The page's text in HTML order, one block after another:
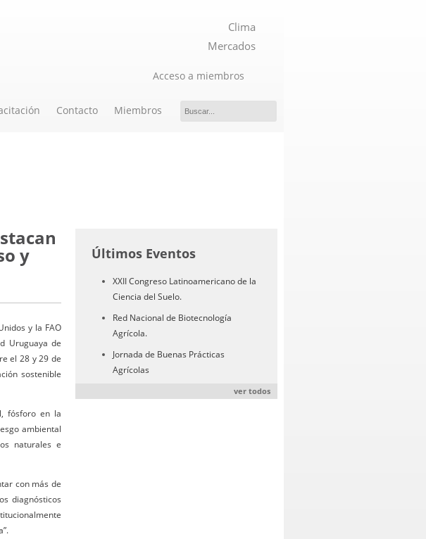
Clima
Mercados
Acceso a miembros
Contacto Miembros
y
y la FAO
Uruguaya de
el 28 y 29 de
sostenible
fósforo en la
ambiental
naturales e
con más de
diagnósticos
Últimos Eventos
XXII Congreso Latinoamericano de la
Ciencia del Suelo.
Red Nacional de Biotecnología
Agrícola.
Jornada de Buenas Prácticas
Agrícolas
ver todos